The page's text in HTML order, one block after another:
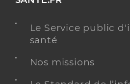
Le Service public
santé
Nos missions